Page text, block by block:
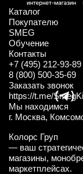
Каталог
Покупателю
SMEG
Обучение
Контакты
+7 (495) 212-93-89
8 (800) 500-35-69
Заказать звонок
https://t.me/
Мы находимся
г. Москва,
Колорс Груп
— ваш
магазины,
маркетплейсах.